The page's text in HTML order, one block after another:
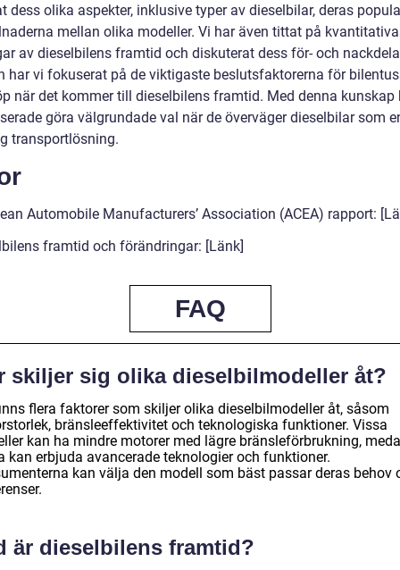
dess olika aspekter, inklusive typer av dieselbilar, deras
mellan olika modeller. Vi har även tittat på kvantitativa
av dieselbilens framtid och diskuterat dess för- och
har vi fokuserat på de viktigaste beslutsfaktorerna för
när det kommer till dieselbilens framtid. Med denna kunskap
göra välgrundade val när de överväger dieselbilar som
transportlösning.
Automobile Manufacturers’ Association (ACEA) rapport:
framtid och förändringar: [Länk]
FAQ
skiljer sig olika dieselbilmodeller åt?
flera faktorer som skiljer olika dieselbilmodeller åt, såsom
bränsleeffektivitet och teknologiska funktioner. Vissa
kan ha mindre motorer med lägre bränsleförbrukning,
kan erbjuda avancerade teknologier och funktioner.
kan välja den modell som bäst passar deras behov
är dieselbilens framtid?